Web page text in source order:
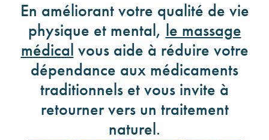
En améliorant votre qualité de vie
physique et mental, le massage
médical vous aide à réduire votre
dépendance aux médicaments
traditionnels et vous invite à
retourner vers un traitement
naturel.